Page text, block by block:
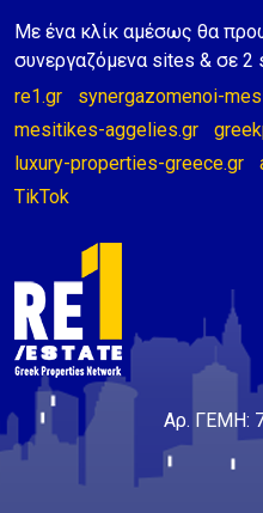
Με ένα κλίκ αμέσως θα
συνεργαζόμενα sites & σε 2
re1.gr
synergazomenoi-
mesitikes-aggelies.gr
luxury-properties-greece.gr
TikTok
Αρ. ΓΕΜΗ: